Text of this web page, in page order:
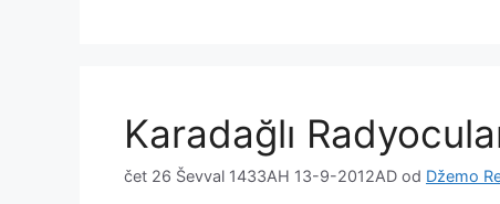
Karadağlı
čet 26 Ševval 1433AH 13-9-2012AD od Džemo